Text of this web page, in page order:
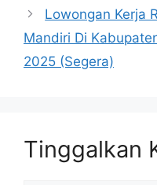
Lowongan Kerja
Mandiri Di
2025 (Segera)
Tinggalkan